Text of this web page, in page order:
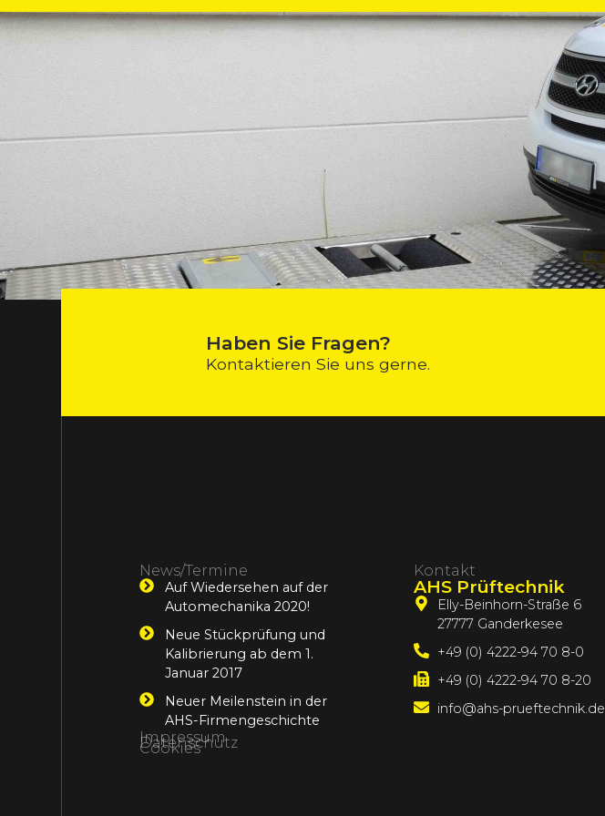
Haben Sie Fragen?
Kontaktieren Sie uns gerne.
News/Termine
Auf Wiedersehen auf der
Automechanika 2020!
Neue Stückprüfung und
Kalibrierung ab dem 1.
Januar 2017
Neuer Meilenstein in der
AHS-Firmengeschichte
Impressum
Datenschutz
Cookies
Kontakt
AHS Prüftechnik
Elly-Beinhorn-Straße 6
27777 Ganderkesee
+49 (0) 4222-94 70 8-0
+49 (0) 4222-94 70 8-20
info@ahs-prueftechnik.de